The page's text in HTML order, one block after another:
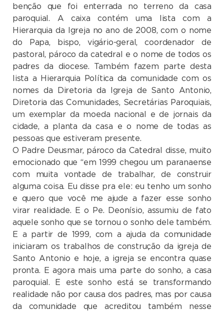
benção que foi enterrada no terreno da casa
paroquial. A caixa contém uma lista com a
Hierarquia da Igreja no ano de 2008, com o nome
do Papa, bispo, vigário-geral, coordenador de
pastoral, pároco da catedral e o nome de todos os
padres da diocese. Também fazem parte desta
lista a Hierarquia Política da comunidade com os
nomes da Diretoria da Igreja de Santo Antonio,
Diretoria das Comunidades, Secretárias Paroquiais,
um exemplar da moeda nacional e de jornais da
cidade, a planta da casa e o nome de todas as
pessoas que estiveram presente.
O Padre Deusmar, pároco da Catedral disse, muito
emocionado que “em 1999 chegou um paranaense
com muita vontade de trabalhar, de construir
alguma coisa. Eu disse pra ele: eu tenho um sonho
e quero que você me ajude a fazer esse sonho
virar realidade. E o Pe. Deonísio, assumiu de fato
aquele sonho que se tornou o sonho dele também.
E a partir de 1999, com a ajuda da comunidade
iniciaram os trabalhos de construção da igreja de
Santo Antonio e hoje, a igreja se encontra quase
pronta. E agora mais uma parte do sonho, a casa
paroquial. E este sonho está se transformando
realidade não por causa dos padres, mas por causa
da comunidade que acreditou também nesse